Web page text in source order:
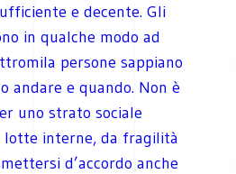
e decente. Gli
in qualche modo ad
persone sappiano
andare e quando. Non è
uno strato sociale
lotte interne, da fragilità
d’accordo anche